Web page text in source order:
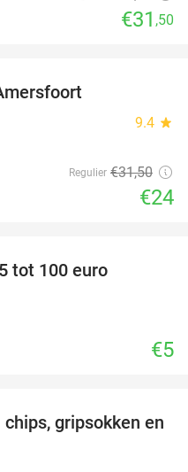
€31 ,50
9.4 star
Regulier €31,50
€24
tot 100 euro
€5
38%
gripsokken en